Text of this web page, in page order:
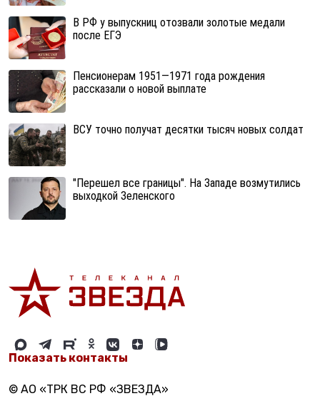
В РФ у выпускниц отозвали золотые медали
после ЕГЭ
Пенсионерам 1951—1971 года рождения
рассказали о новой выплате
ВСУ точно получат десятки тысяч новых солдат
"Перешел все границы". На Западе возмутились
выходкой Зеленского
Показать контакты
© АО «ТРК ВС РФ «ЗВЕЗДА»